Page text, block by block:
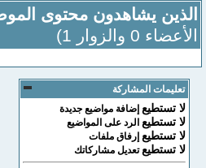
الذين يشاهدون محتوى
الأعضاء 0 والزوار 1)
تعليمات المشاركة
لا تستطيعإضافة مواضيع جديدة
لا تستطيعالرد على المواضيع
لا تستطيعإرفاق ملفات
لا تستطيعتعديل مشاركاتك